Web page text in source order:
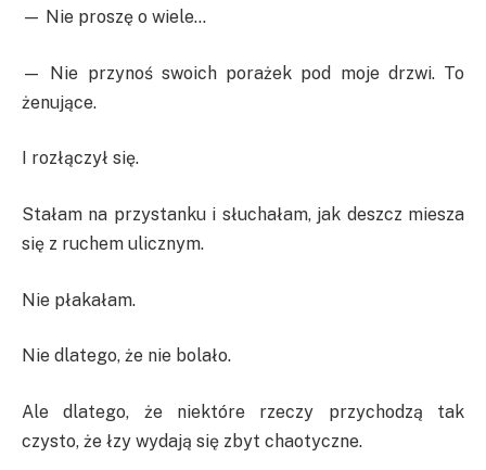
— Nie proszę o wiele…
— Nie przynoś swoich porażek pod moje drzwi. To
żenujące.
I rozłączył się.
Stałam na przystanku i słuchałam, jak deszcz miesza
się z ruchem ulicznym.
Nie płakałam.
Nie dlatego, że nie bolało.
Ale dlatego, że niektóre rzeczy przychodzą tak
czysto, że łzy wydają się zbyt chaotyczne.